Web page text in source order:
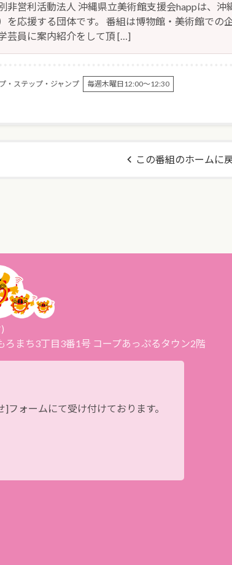
非営利活動法人 沖縄県立美術館支援会happは、
を応援する団体です。 番組は博物館・美術館での
芸員に案内紹介をして頂 […]
・ステップ・ジャンプ 毎週木曜日12:00～12:30
この番組のホームに
ろまち3丁目3番1号 コープあっぷるタウン2階
フォームにて受け付けております。